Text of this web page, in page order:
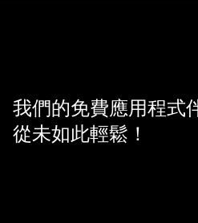
我們的免費應用程式
從未如此輕鬆！